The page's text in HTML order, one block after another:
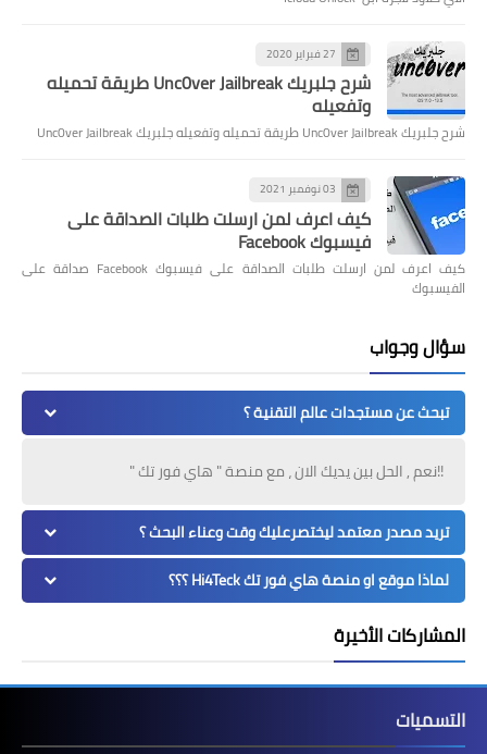
27 فبراير 2020
شرح جلبريك Unc0ver Jailbreak طريقة تحميله
وتفعيله
شرح جلبريك Unc0ver Jailbreak طريقة تحميله وتفعيله جلبريك Unc0ver Jailbreak
03 نوفمبر 2021
كيف اعرف لمن ارسلت طلبات الصداقة على
فيسبوك Facebook
كيف اعرف لمن ارسلت طلبات الصداقة على فيسبوك Facebook صداقة على
الفيسبوك
سؤال وجواب
تبحث عن مستجدات عالم التقنية ؟
!!نعم , الحل بين يديك الان ، مع منصة " هاي فور تك "
تريد مصدر معتمد ليختصرعليك وقت وعناء البحث ؟
لماذا موقع او منصة هاي فور تك Hi4Teck ؟؟؟
المشاركات الأخيرة
التسميات